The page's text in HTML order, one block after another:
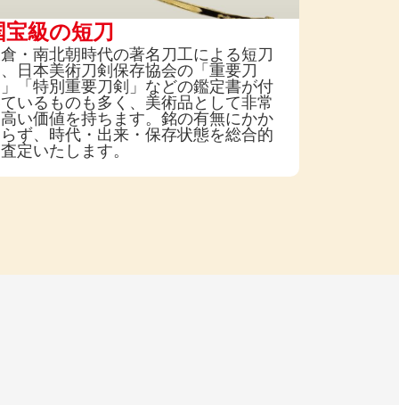
宝級の短刀
・南北朝時代の著名刀工による短刀
日本美術刀剣保存協会の「重要刀
「特別重要刀剣」などの鑑定書が付
いるものも多く、美術品として非常
い価値を持ちます。銘の有無にかか
ず、時代・出来・保存状態を総合的
定いたします。